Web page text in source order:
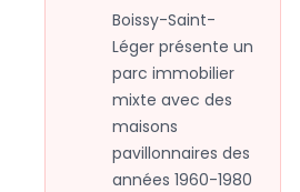
Boissy-Saint-
Léger présente un
parc immobilier
mixte avec des
maisons
pavillonnaires des
années 1960-1980